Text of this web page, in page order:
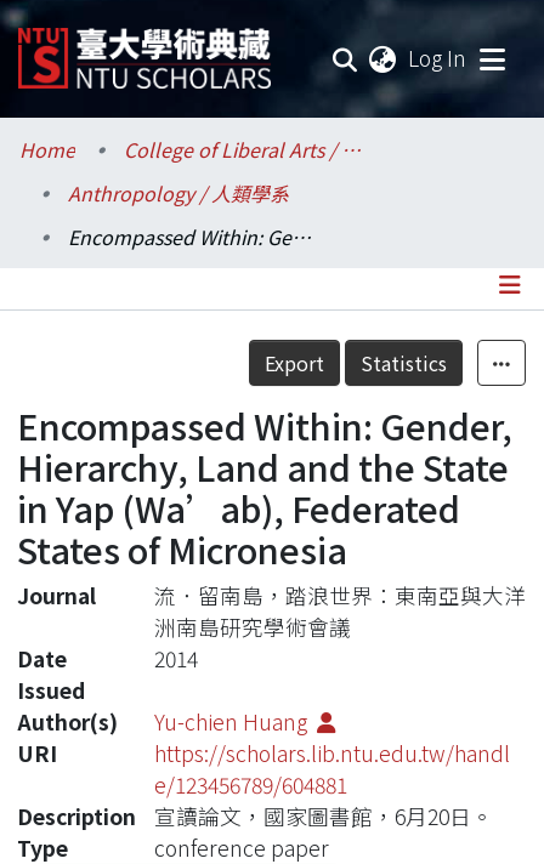
Log In
Communities & Collections
Research Outputs
Statistics
Home
College of Liberal Arts / 文學院
Anthropology / 人類學系
Encompassed Within: Gender, Hierarchy, Land and the State in Yap (Wa’ab), Federated States of Micronesia
Details
Export Statistics
Encompassed Within: Gender,
Hierarchy, Land and the State
in Yap (Wa’ab), Federated
States of Micronesia
Journal
流．留南島，踏浪世界：東南亞與大洋
洲南島研究學術會議
Date
Issued
2014
Author(s)
Yu-chien Huang
URI
https://scholars.lib.ntu.edu.tw/handl
e/123456789/604881
Description
宣讀論文，國家圖書館，6月20日。
Type
conference paper